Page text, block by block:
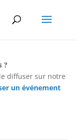
?
diffuser sur notre
un événement